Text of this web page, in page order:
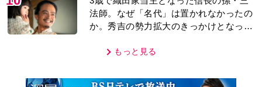
法師。なぜ「名代」は置かれなかったの
か。秀吉の勢力拡大のきっかけとなった
が『豊臣兄弟！』を解説
もっと見る